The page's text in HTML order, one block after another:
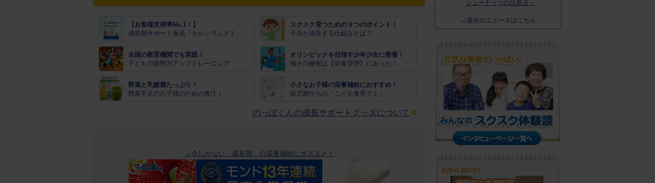
【お客様支持率No.1！】
成長期サポート食品「カルシウムグミ」
スクスク育つための３つのポイント！
子供が成長する仕組みとは？
全国の教育機関でも実践！
子どもの姿勢力アップトレーニング
オリンピックを目指す少年少女に密着！
強さの秘密は【栄養管理】にあった！
野菜と乳酸菌たっぷり！
野菜不足のお子様のための青汁！
小さなお子様の栄養補給におすすめ！
幼児期からの「こども食育グミ」
のっぽくんの成長サポートグッズについて
→今しかない「成長期」の栄養補給にオススメ！
シューナッツの注意点～
→過去のニュースはこちら